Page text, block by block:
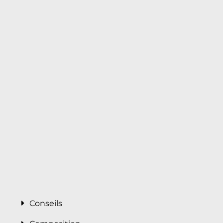
Conseils